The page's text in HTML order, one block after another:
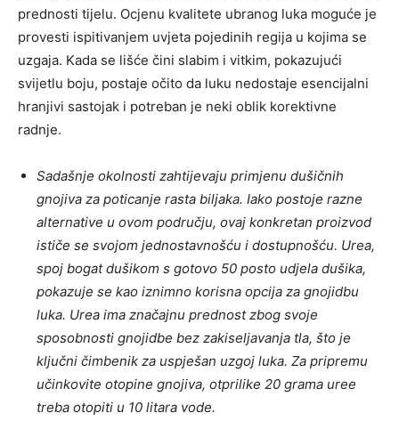
prednosti tijelu. Ocjenu kvalitete ubranog luka moguće je
provesti ispitivanjem uvjeta pojedinih regija u kojima se
uzgaja. Kada se lišće čini slabim i vitkim, pokazujući
svijetlu boju, postaje očito da luku nedostaje esencijalni
hranjivi sastojak i potreban je neki oblik korektivne
radnje.
Sadašnje okolnosti zahtijevaju primjenu dušičnih
gnojiva za poticanje rasta biljaka. Iako postoje razne
alternative u ovom području, ovaj konkretan proizvod
ističe se svojom jednostavnošću i dostupnošću. Urea,
spoj bogat dušikom s gotovo 50 posto udjela dušika,
pokazuje se kao iznimno korisna opcija za gnojidbu
luka. Urea ima značajnu prednost zbog svoje
sposobnosti gnojidbe bez zakiseljavanja tla, što je
ključni čimbenik za uspješan uzgoj luka. Za pripremu
učinkovite otopine gnojiva, otprilike 20 grama uree
treba otopiti u 10 litara vode.